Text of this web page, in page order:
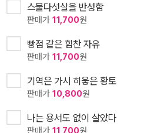
스물다섯살을 반성함
판매가 11,700원
빵점 같은 힘찬 자유
판매가 11,700원
기역은 가시 히읗은 황토
판매가 10,800원
나는 용서도 없이 살았다
판매가 11,700원